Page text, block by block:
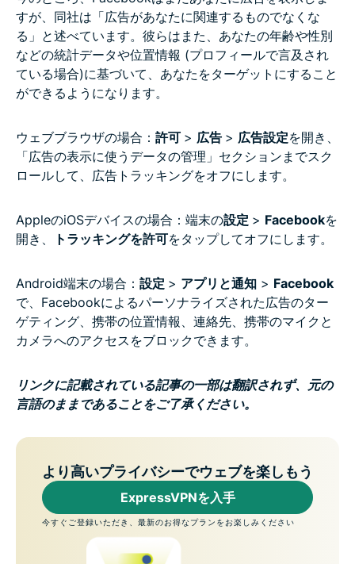
すが、同社は「広告があなたに関連するものでなくな
る」と述べています。彼らはまた、あなたの年齢や性別
などの統計データや位置情報 (プロフィールで言及され
ている場合)に基づいて、あなたをターゲットにすること
ができるようになります。
ウェブブラウザの場合： 許可 > 広告 > 広告設定を開き、
「広告の表示に使うデータの管理」セクションまでスク
ロールして、広告トラッキングをオフにします。
AppleのiOSデバイスの場合：端末の設定 > Facebookを
開き、
トラッキングを許可をタップしてオフにします。
Android端末の場合： 設定 > アプリと通知 > Facebook
で、Facebookによるパーソナライズされた広告のター
ゲティング、携帯の位置情報、連絡先、携帯のマイクと
カメラへのアクセスをブロックできます。
リンクに記載されている記事の一部は翻訳されず、元の
言語のままであることをご了承ください。
より高いプライバシーでウェブを楽しもう
ExpressVPNを入手
今すぐご登録いただき、最新のお得なプランをお楽しみください